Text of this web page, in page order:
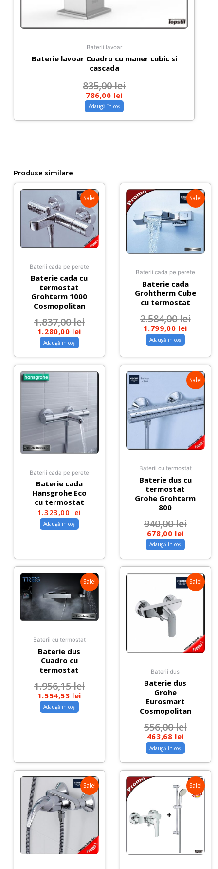
Baterii lavoar
Baterie lavoar Cuadro cu maner cubic si
cascada
835,00lei
786,00 lei
Adaugă în coș
Produse similare
Sale!
Baterii cada pe perete
Baterie cada cu
termostat
Grohterm 1000
Cosmopolitan
1.837,00lei
1.280,00 lei
Adaugă în coș
Sale!
Baterii cada pe perete
Baterie cada
Grohtherm Cube
cu termostat
2.584,00lei
1.799,00 lei
Adaugă în coș
Baterii cada pe perete
Baterie cada
Hansgrohe Eco
cu termostat
1.323,00 lei
Adaugă în coș
Sale!
Baterii cu termostat
Baterie dus cu
termostat
Grohe Grohterm
800
940,00lei
678,00 lei
Adaugă în coș
Sale!
Baterii cu termostat
Baterie dus
Cuadro cu
termostat
1.956,15lei
1.554,53 lei
Adaugă în coș
Sale!
Baterii dus
Baterie dus
Grohe
Eurosmart
Cosmopolitan
556,00lei
463,68 lei
Adaugă în coș
Sale! Sale!